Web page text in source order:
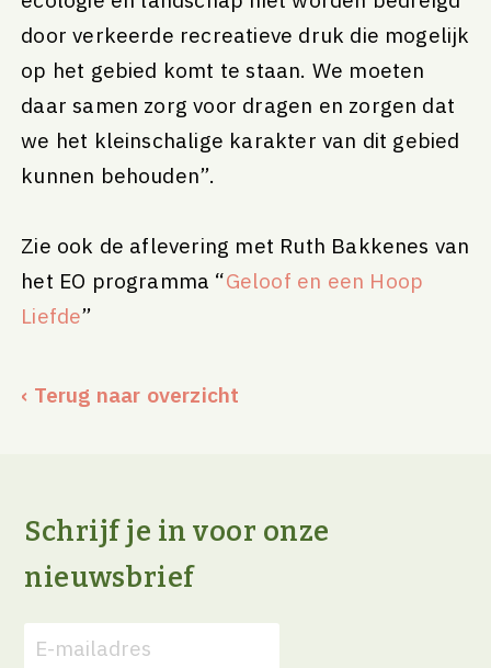
door verkeerde recreatieve druk die mogelijk
op het gebied komt te staan. We moeten
daar samen zorg voor dragen en zorgen dat
we het kleinschalige karakter van dit gebied
kunnen behouden”.
Zie ook de aflevering met Ruth Bakkenes van
het EO programma “Geloof en een Hoop
Liefde”
‹ Terug naar overzicht
Schrijf je in voor onze
nieuwsbrief